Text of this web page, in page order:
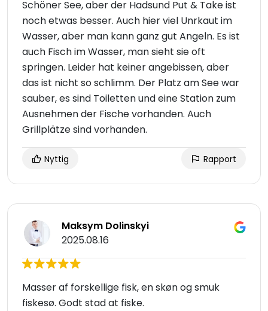
Schöner See, aber der Hadsund Put & Take ist
noch etwas besser. Auch hier viel Unrkaut im
Wasser, aber man kann ganz gut Angeln. Es ist
auch Fisch im Wasser, man sieht sie oft
springen. Leider hat keiner angebissen, aber
das ist nicht so schlimm. Der Platz am See war
sauber, es sind Toiletten und eine Station zum
Ausnehmen der Fische vorhanden. Auch
Grillplätze sind vorhanden.
Nyttig Rapport
Maksym Dolinskyi
2025.08.16
Masser af forskellige fisk, en skøn og smuk
fiskesø. Godt stad at fiske.